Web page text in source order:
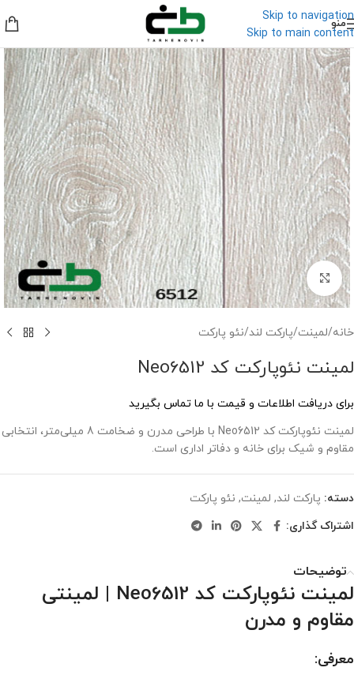
Skip to navigation
Skip to main content
منو
برای بزرگنمایی کلیک کنید
خانه/لمینت/پارکت لند/نئو پارکت
لمینت نئوپارکت کد Neo6512
برای دریافت اطلاعات و قیمت با ما تماس بگیرید
لمینت نئوپارکت کد Neo6512 با طراحی مدرن و ضخامت 8 میلی‌متر، انتخابی
مقاوم و شیک برای خانه و دفاتر اداری است.
دسته: پارکت لند, لمینت, نئو پارکت
اشتراک گذاری:
توضیحات
لمینت نئوپارکت کد Neo6512 | لمینتی
مقاوم و مدرن
معرفی: